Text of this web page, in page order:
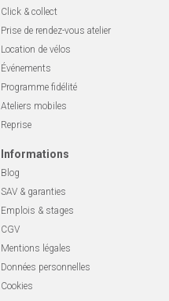
Click & collect
Prise de rendez-vous atelier
Location de vélos
Événements
Programme fidélité
Ateliers mobiles
Reprise
Informations
Blog
SAV & garanties
Emplois & stages
CGV
Mentions légales
Données personnelles
Cookies